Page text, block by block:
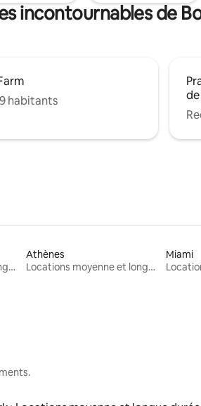
incontournables de
habitants
Locations moyenne et longue durée
Athènes
Locations moyenne et longue durée
Miami